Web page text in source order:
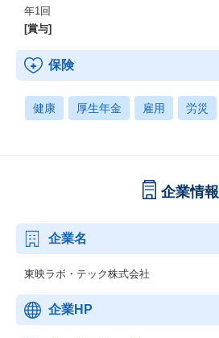
年1回
[賞与]
保険
健康 厚生年金 雇用 労災
企業情報
企業名
東映ラボ・テック株式会社
企業HP